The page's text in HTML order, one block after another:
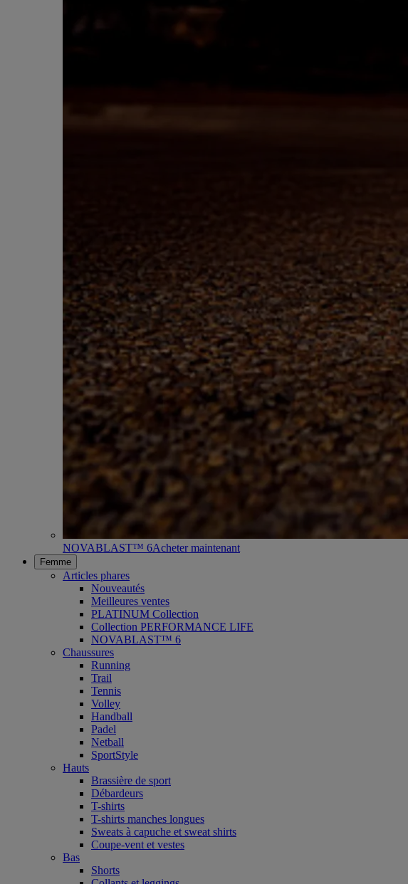
NOVABLAST™ 6Acheter maintenant
Femme
Articles phares
Nouveautés
Meilleures ventes
PLATINUM Collection
Collection PERFORMANCE LIFE
NOVABLAST™ 6
Chaussures
Running
Trail
Tennis
Volley
Handball
Padel
Netball
SportStyle
Hauts
Brassière de sport
Débardeurs
T-shirts
T-shirts manches longues
Sweats à capuche et sweat shirts
Coupe-vent et vestes
Bas
Shorts